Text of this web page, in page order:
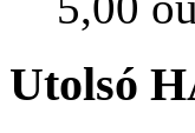
Utolsó